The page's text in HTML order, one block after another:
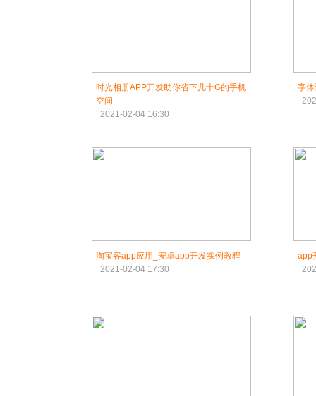
时光相册APP开发助你省下几十G的手机
空间
2021-02-04 16:30
字
淘宝客app应用_安卓app开发实例教程
2021-02-04 17:30
app